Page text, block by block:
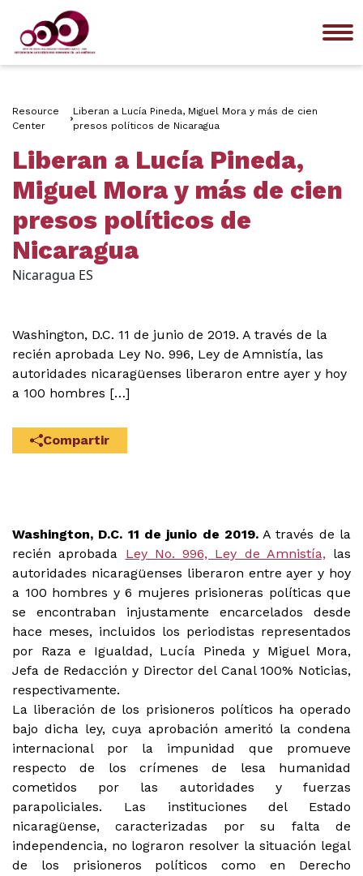
Resource
Center
Liberan a Lucía Pineda, Miguel Mora y más de cien
presos políticos de Nicaragua
Liberan a Lucía Pineda,
Miguel Mora y más de cien
presos políticos de
Nicaragua
Nicaragua ES
Washington, D.C. 11 de junio de 2019. A través de la
recién aprobada Ley No. 996, Ley de Amnistía, las
autoridades nicaragüenses liberaron entre ayer y hoy
a 100 hombres […]
Compartir
Washington, D.C. 11 de junio de 2019.A través de la
recién aprobada Ley No. 996, Ley de Amnistía, las
autoridades nicaragüenses liberaron entre ayer y hoy
a 100 hombres y 6 mujeres prisioneras políticas que
se encontraban injustamente encarcelados desde
hace meses, incluidos los periodistas representados
por Raza e Igualdad, Lucía Pineda y Miguel Mora,
Jefa de Redacción y Director del Canal 100% Noticias,
respectivamente.
La liberación de los prisioneros políticos ha operado
bajo dicha ley, cuya aprobación ameritó la condena
internacional por la impunidad que promueve
respecto de los crímenes de lesa humanidad
cometidos por las autoridades y fuerzas
parapoliciales. Las instituciones del Estado
nicaragüense, caracterizadas por su falta de
independencia, no lograron resolver la situación legal
de los prisioneros políticos como en Derecho